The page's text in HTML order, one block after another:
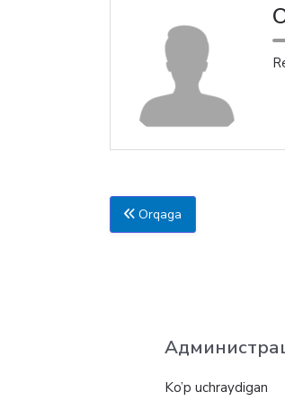
Orqaga
Ko’p uchraydigan